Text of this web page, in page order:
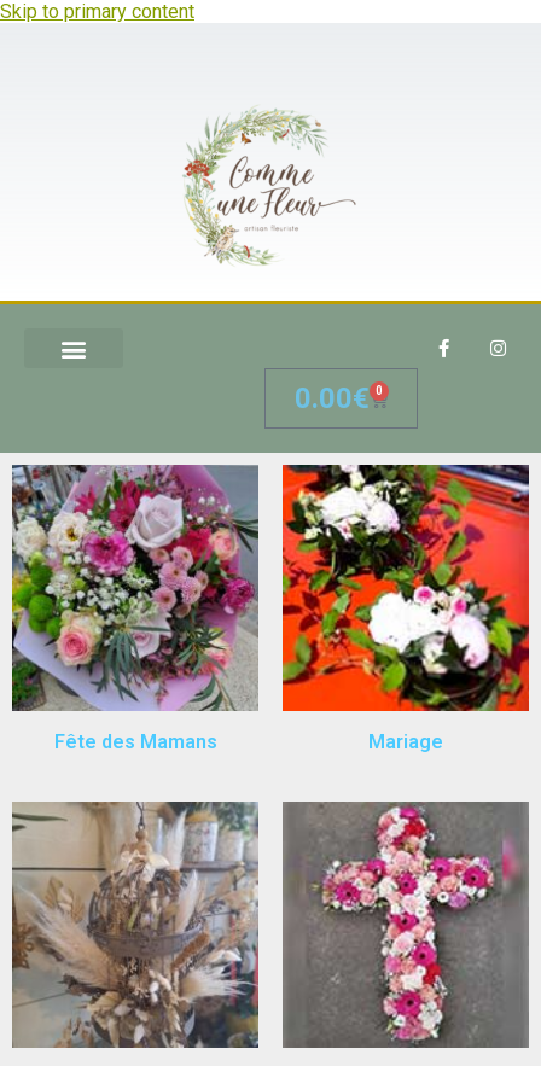
Skip to primary content
0.00€ 0
Fête des Mamans Mariage